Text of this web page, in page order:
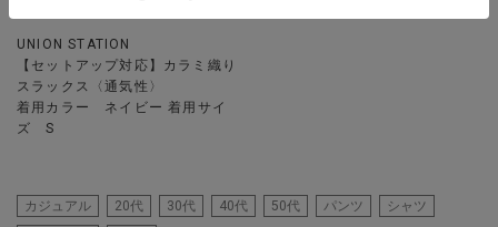
UNION STATION
【セットアップ対応】カラミ織り
スラックス〈通気性〉
着用カラー ネイビー 着用サイ
ズ S
カジュアル 20代 30代 40代 50代 パンツ
シャツ